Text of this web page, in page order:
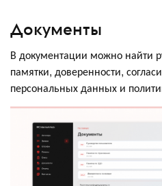
Документы
В документации можно найти
памятки, доверенности,
персональных данных и